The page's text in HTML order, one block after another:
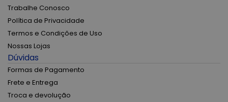
Trabalhe Conosco
Política de Privacidade
Termos e Condições de Uso
Nossas Lojas
Dúvidas
Formas de Pagamento
Frete e Entrega
Troca e devolução